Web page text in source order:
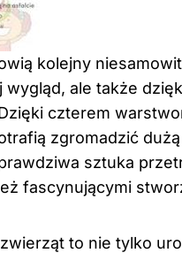
kolejny
ale także
czterem
zgromadzić
sztuka
fascynującymi
to nie tylko